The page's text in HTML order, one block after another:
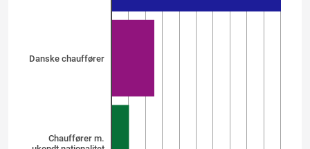
Danske chauffører
Chauffører m.